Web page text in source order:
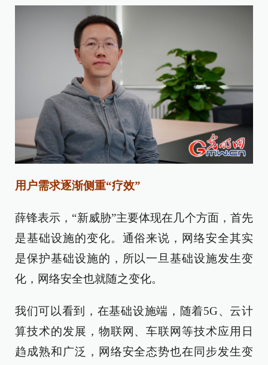
用户需求逐渐侧重“疗效”
薛锋表示，“新威胁”主要体现在几个方面，首先
是基础设施的变化。通俗来说，网络安全其实
是保护基础设施的，所以一旦基础设施发生变
化，网络安全也就随之变化。
我们可以看到，在基础设施端，随着5G、云计
算技术的发展，物联网、车联网等技术应用日
趋成熟和广泛，网络安全态势也在同步发生变